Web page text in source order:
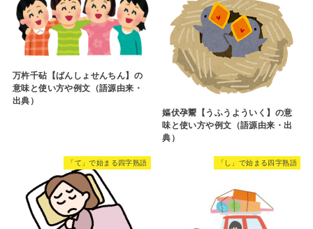
万杵千砧【ばんしょせんちん】の
意味と使い方や例文（語源由来・
出典）
嫗伏孕鬻【うふうよういく】の意
味と使い方や例文（語源由来・出
典）
「て」で始まる四字熟語 「し」で始まる四字熟語